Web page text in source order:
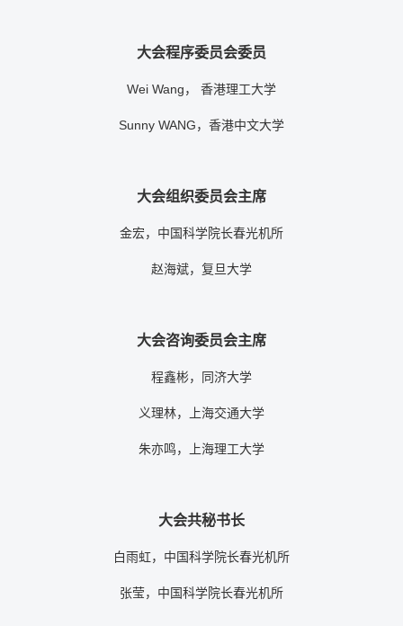
大会程序委员会委员
Wei Wang， 香港理工大学
Sunny WANG，香港中文大学
大会组织委员会主席
金宏，中国科学院长春光机所
赵海斌，复旦大学
大会咨询委员会主席
程鑫彬，同济大学
义理林，上海交通大学
朱亦鸣，上海理工大学
大会共秘书长
白雨虹，中国科学院长春光机所
张莹，中国科学院长春光机所